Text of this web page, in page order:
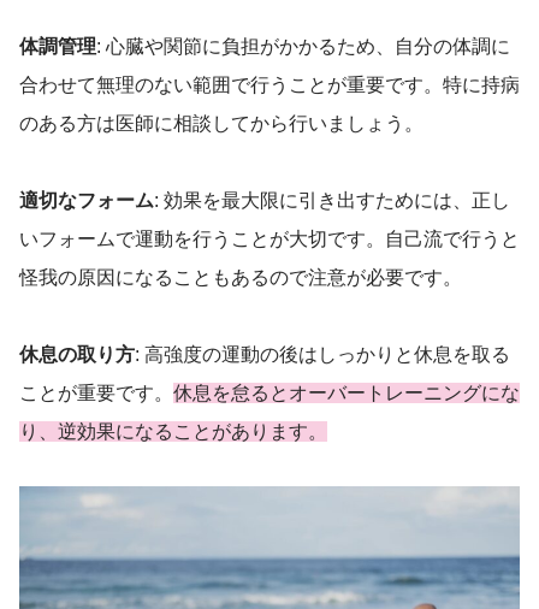
体調管理: 心臓や関節に負担がかかるため、自分の体調に
合わせて無理のない範囲で行うことが重要です。特に持病
のある方は医師に相談してから行いましょう。
適切なフォーム: 効果を最大限に引き出すためには、正し
いフォームで運動を行うことが大切です。自己流で行うと
怪我の原因になることもあるので注意が必要です。
休息の取り方: 高強度の運動の後はしっかりと休息を取る
ことが重要です。 休息を怠るとオーバートレーニングにな
り、逆効果になることがあります。